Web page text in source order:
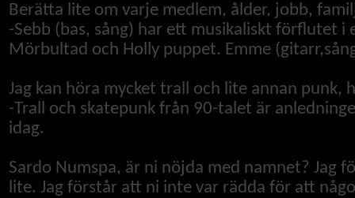
Berätta lite om varje medlem, ålder, jobb,
-Sebb (bas, sång) har ett musikaliskt förflutet
Mörbultad och Holly puppet. Emme
Jag kan höra mycket trall och lite annan
-Trall och skatepunk från 90-talet är
idag.
Sardo Numspa, är ni nöjda med namnet?
lite. Jag förstår att ni inte var rädda för att